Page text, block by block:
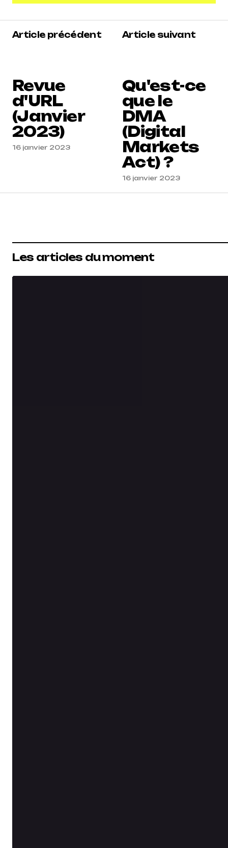
Voir les commentaires (1)
Reacteur
Article précédent
Revue
d'URL
(Janvier
2023)
16 janvier 2023
Article suivant
Qu'est-ce
que le
DMA
(Digital
Markets
Act) ?
16 janvier 2023
Les articles du moment